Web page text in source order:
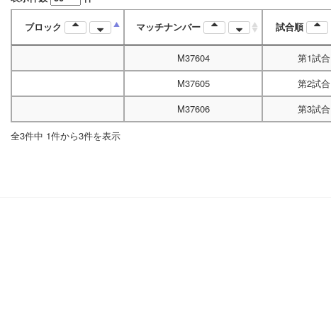
ブロック マッチナンバー 試合順
M37604 第1試合
M37605
第2試合
M37606
第3試合
全3件中 1件から3件を表示